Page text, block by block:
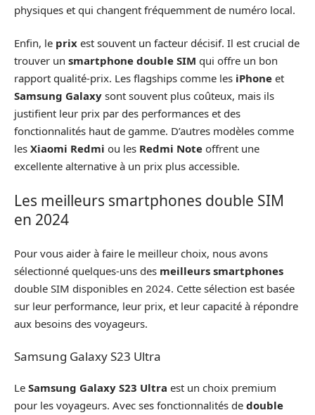
physiques et qui changent fréquemment de numéro local.
Enfin, le prix est souvent un facteur décisif. Il est crucial de
trouver un smartphone double SIM qui offre un bon
rapport qualité-prix. Les flagships comme les iPhone et
Samsung Galaxy sont souvent plus coûteux, mais ils
justifient leur prix par des performances et des
fonctionnalités haut de gamme. D’autres modèles comme
les Xiaomi Redmi ou les Redmi Note offrent une
excellente alternative à un prix plus accessible.
Les meilleurs smartphones double SIM
en 2024
Pour vous aider à faire le meilleur choix, nous avons
sélectionné quelques-uns des meilleurs smartphones
double SIM disponibles en 2024. Cette sélection est basée
sur leur performance, leur prix, et leur capacité à répondre
aux besoins des voyageurs.
Samsung Galaxy S23 Ultra
Le Samsung Galaxy S23 Ultra est un choix premium
pour les voyageurs. Avec ses fonctionnalités de double